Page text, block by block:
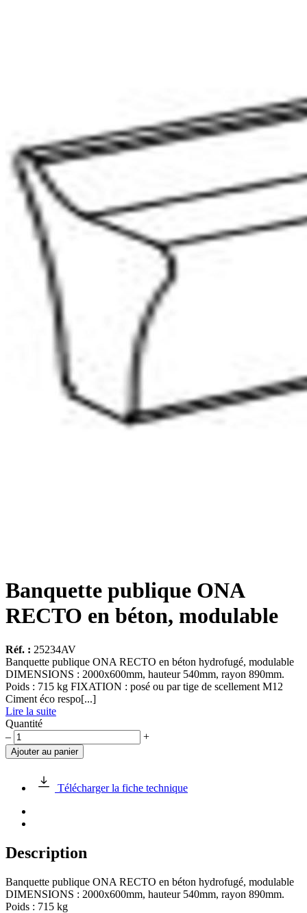
Banquette publique ONA
RECTO en béton, modulable
Réf. : 25234AV
Banquette publique ONA RECTO en béton hydrofugé, modulable
DIMENSIONS : 2000x600mm, hauteur 540mm, rayon 890mm.
Poids : 715 kg FIXATION : posé ou par tige de scellement M12
Ciment éco respo[...]
Lire la suite
Quantité
quantité
de
Banquette
ONA
béton,
– +
Ajouter au panier
Télécharger la fiche technique
Description
Banquette publique ONA RECTO en béton hydrofugé, modulable
DIMENSIONS : 2000x600mm, hauteur 540mm, rayon 890mm.
Poids : 715 kg